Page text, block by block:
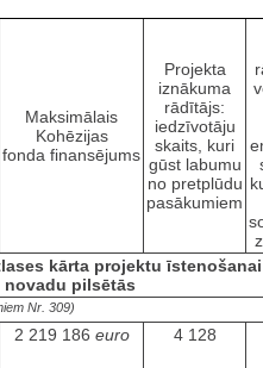
Maksimālais
Kohēzijas
fonda finansējums
Projekta
iznākuma
rādītājs:
iedzīvotāju
skaits, kuri
gūst labumu
no pretplūdu
pasākumiem
kārta projektu
novadu pilsētās
Nr. 309)
2 219 186 euro 4 128